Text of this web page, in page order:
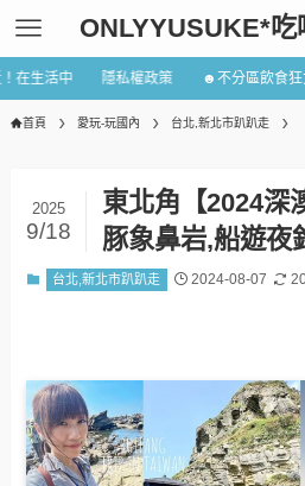
ONLYYUSUKE*吃
在生活中 隱私權政策 ☻不分區飲食狂
首頁 愛玩-玩國內 台北,新北市趴趴走
東北角【2024深
豚象鼻岩,船遊夜
2025
9/18
台北,新北市趴趴走 2024-08-07